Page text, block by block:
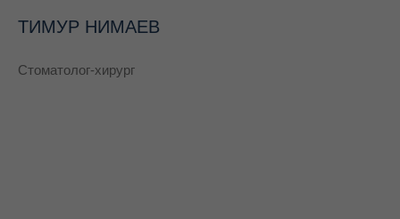
ТИМУР НИМАЕВ
Стоматолог-хирург